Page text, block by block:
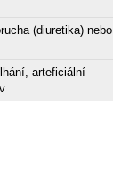
(diuretika) nebo
arteficiální